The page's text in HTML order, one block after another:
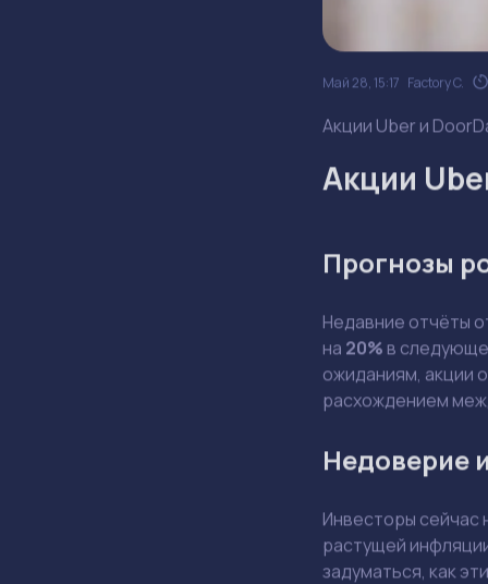
Май 28, 15:17 Factory C.
Акции Uber и
Акции
Прогнозы
Недавние отчёты
на 20% в
ожиданиям, акции
расхождением
Недоверие
Инвесторы сейчас
растущей
задуматься, как